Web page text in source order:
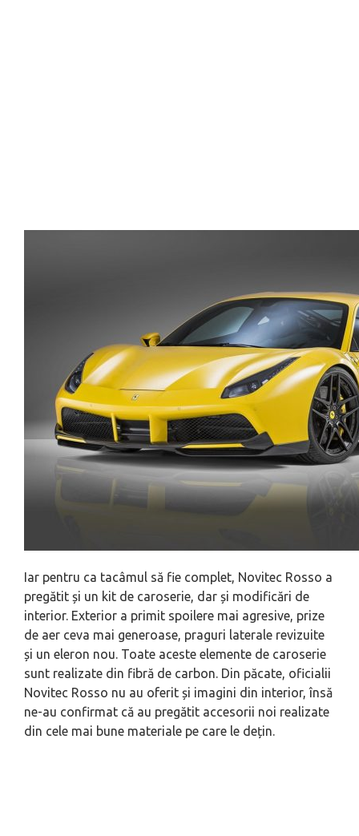
Iar pentru ca tacâmul să fie complet, Novitec Rosso a
pregătit și un kit de caroserie, dar și modificări de
interior. Exterior a primit spoilere mai agresive, prize
de aer ceva mai generoase, praguri laterale revizuite
și un eleron nou. Toate aceste elemente de caroserie
sunt realizate din fibră de carbon. Din păcate, oficialii
Novitec Rosso nu au oferit și imagini din interior, însă
ne-au confirmat că au pregătit accesorii noi realizate
din cele mai bune materiale pe care le dețin.